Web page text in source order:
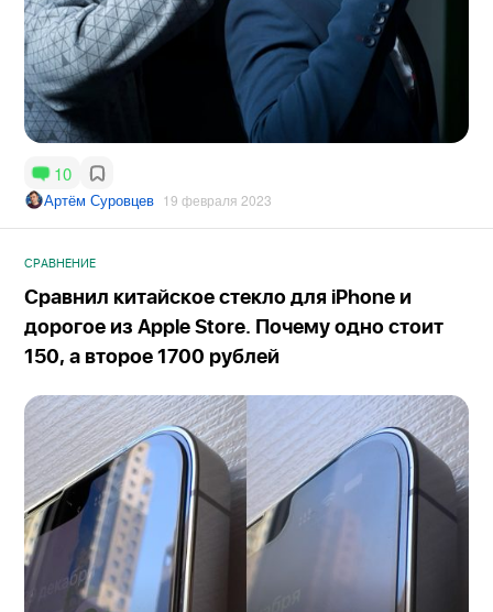
10
Артём Суровцев 19 февраля 2023
СРАВНЕНИЕ
Сравнил китайское стекло для iPhone и
дорогое из Apple Store. Почему одно стоит
150, а второе 1700 рублей